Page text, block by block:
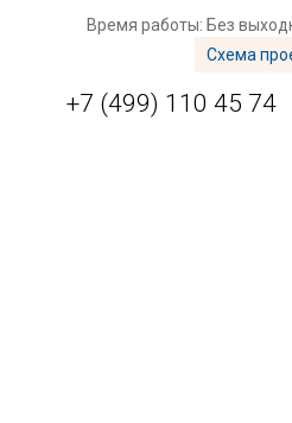
Время работы: Без
Схема
+7 (499) 110 45 74